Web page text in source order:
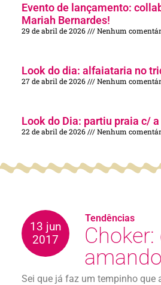
Evento de lançamento:
Mariah Bernardes!
29 de abril de 2026 Nenhum
Look do dia: alfaiataria no
27 de abril de 2026 Nenhum
Look do Dia: partiu praia c/
22 de abril de 2026 Nenhum
13 jun
2017
Tendências
Sei que já faz um tempinho que